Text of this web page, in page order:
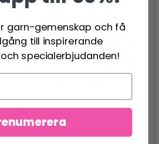
48-14 SNOWMAN
garn-gemenskap och få
till inspirerande
specialerbjudanden!